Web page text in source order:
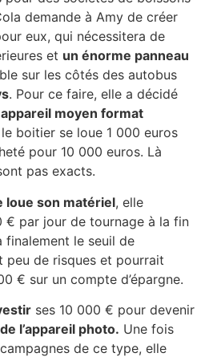
demande à Amy de créer
eux, qui nécessitera de
et un énorme panneau
sur les côtés des autobus
. Pour ce faire, elle a décidé
moyen format
boitier se loue 1 000 euros
pour 10 000 euros. Là
pas exacts.
loue son matériel, elle
€ par jour de tournage à la fin
le seuil de
peu de risques et pourrait
€ sur un compte d’épargne.
ses 10 000 € pour devenir
l’appareil photo. Une fois
de ce type, elle